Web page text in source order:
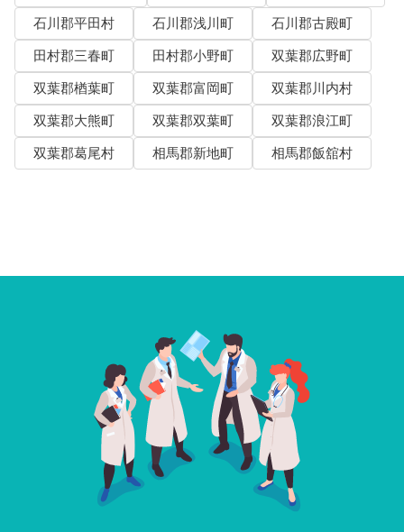
石川郡平田村
石川郡浅川町
石川郡古殿町
田村郡三春町
田村郡小野町
双葉郡広野町
双葉郡楢葉町
双葉郡富岡町
双葉郡川内村
双葉郡大熊町
双葉郡双葉町
双葉郡浪江町
双葉郡葛尾村
相馬郡新地町 相馬郡飯舘村